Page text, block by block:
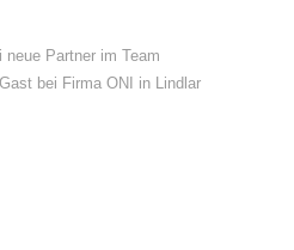
neue Partner im Team
bei Firma ONI in Lindlar